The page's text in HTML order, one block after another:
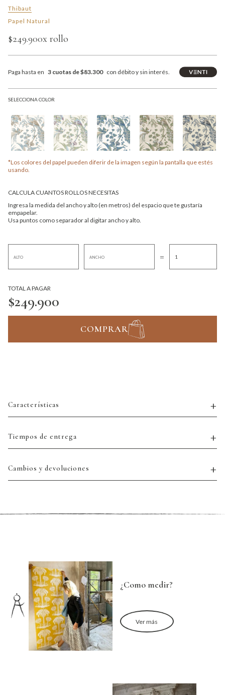
Thibaut
Papel Natural
$249.900x rollo
Paga hasta en 3 cuotas de $83.300 con débito y sin interés.
SELECCIONA COLOR
*Los colores del papel pueden diferir de la imagen según la pantalla que estés
usando.
CALCULA CUANTOS ROLLOS NECESITAS
Ingresa la medida del ancho y alto (en metros) del espacio que te gustaría
empapelar.
Usa puntos como separador al digitar ancho y alto.
=
TOTAL A PAGAR
$249.900
COMPRAR
Características
Tiempos de entrega
Cambios y devoluciones
¿Como medir?
Ver más